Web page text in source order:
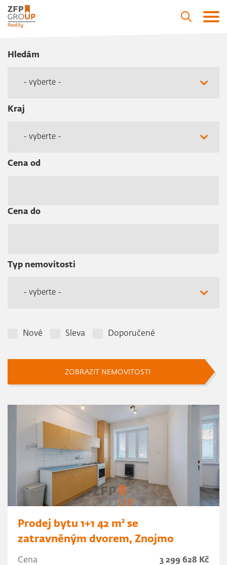
Hledám
- vyberte -
Kraj
- vyberte -
Cena od
Cena do
Typ nemovitosti
- vyberte -
Nové Sleva Doporučené
ZOBRAZIT NEMOVITOSTI
Prodej bytu 1+1 42 m² se
zatravněným dvorem, Znojmo
Cena 3 299 628 Kč